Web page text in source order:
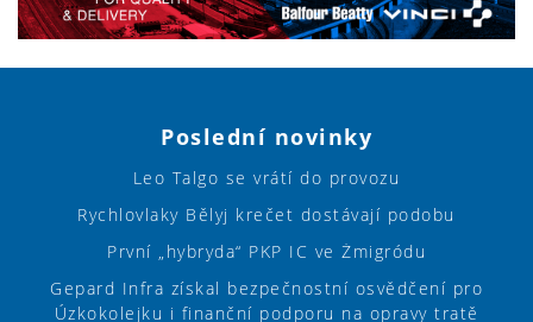
Poslední novinky
Leo Talgo se vrátí do provozu
Rychlovlaky Bělyj krečet dostávají podobu
První „hybryda“ PKP IC ve Żmigródu
Gepard Infra získal bezpečnostní osvědčení pro
Úzkokolejku i finanční podporu na opravy tratě